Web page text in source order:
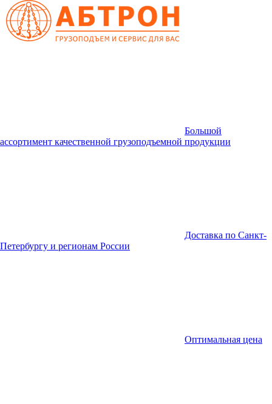
Большой
ассортимент качественной грузоподъемной продукции
Доставка по Санкт-
Петербургу и регионам России
Оптимальная цена